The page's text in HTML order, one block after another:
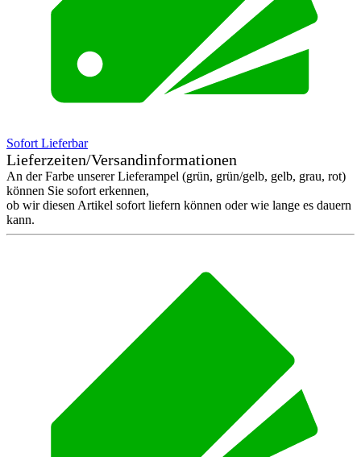
Sofort Lieferbar
Lieferzeiten/Versandinformationen
An der Farbe unserer Lieferampel (grün, grün/gelb, gelb, grau, rot)
können Sie sofort erkennen,
ob wir diesen Artikel sofort liefern können oder wie lange es dauern
kann.